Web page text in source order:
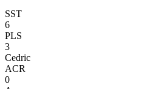
SST
6
PLS
3
Cedric
ACR
0